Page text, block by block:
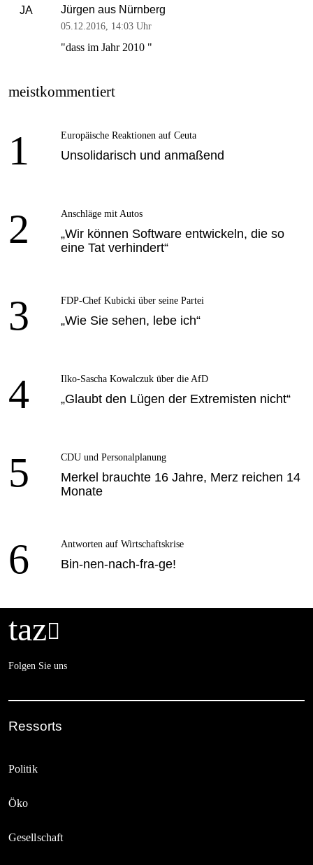
JA Jürgen aus Nürnberg
05.12.2016, 14:03 Uhr
"dass im Jahr 2010 "
meistkommentiert
1 Europäische Reaktionen auf Ceuta
Unsolidarisch und anmaßend
2 Anschläge mit Autos
„Wir können Software entwickeln, die so
eine Tat verhindert“
3 FDP-Chef Kubicki über seine Partei
„Wie Sie sehen, lebe ich“
4 Ilko-Sascha Kowalczuk über die AfD
„Glaubt den Lügen der Extremisten nicht“
5 CDU und Personalplanung
Merkel brauchte 16 Jahre, Merz reichen 14
Monate
6 Antworten auf Wirtschaftskrise
Bin-nen-nach-fra-ge!
taz
Folgen Sie uns
Ressorts
Politik
Öko
Gesellschaft